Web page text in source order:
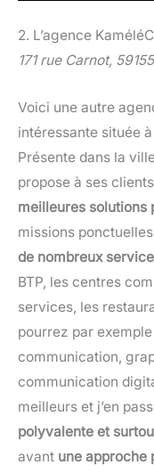
2. L’agence
171 rue Carnot,
Voici une autre
intéressante située
Présente dans la
propose à ses clients
meilleures solutions
missions
de nombreux
BTP, les centres
services, les
pourrez par
communication,
communication
meilleurs et j’en
polyvalente et
avant une approche